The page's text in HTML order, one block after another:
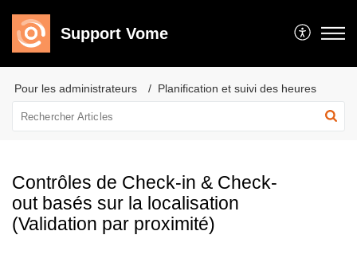
Support Vome
Pour les administrateurs Planification et suivi des heures
Contrôles de Check-in & Check-
out basés sur la localisation
(Validation par proximité)